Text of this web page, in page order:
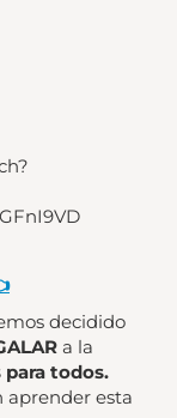
decidido
a la
todos.
aprender esta